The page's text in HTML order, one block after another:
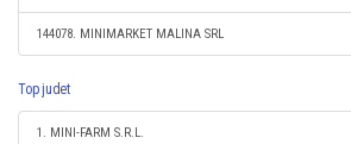
144078. MINIMARKET MALINA SRL
Top judet
1. MINI-FARM S.R.L.